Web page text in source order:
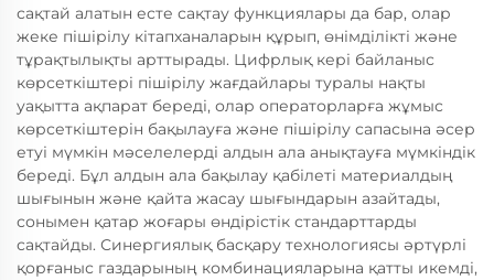
сақтай алатын есте сақтау функциялары да бар, олар
жеке пішірілу кітапханаларын құрып, өнімділікті және
тұрақтылықты арттырады. Цифрлық кері байланыс
көрсеткіштері пішірілу жағдайлары туралы нақты
уақытта ақпарат береді, олар операторларға жұмыс
көрсеткіштерін бақылауға және пішірілу сапасына әсер
етуі мүмкін мәселелерді алдын ала анықтауға мүмкіндік
береді. Бұл алдын ала бақылау қабілеті материалдың
шығынын және қайта жасау шығындарын азайтады,
сонымен қатар жоғары өндірістік стандарттарды
сақтайды. Синергиялық басқару технологиясы әртүрлі
қорғаныс газдарының комбинацияларына қатты икемді,